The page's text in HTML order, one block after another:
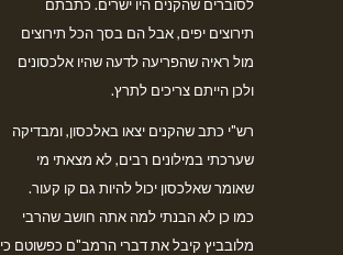
לסוברים שהקנים היו ישרים. כתבתם
תירוצים יפים, אבל הם בסך הכל תירוצים
מול ראיה שהפריעה לדעה שהיו אלכסונים
ולכן הייתם צריכים לתרץ.
רש"י כתב שהקנים יצאו באלכסון, ומבדיקה
שערכתי במילונים רבים, לא מצאתי מי
שאומר שאלכסון יכול להיות גם קו קעור.
כמו כן לא הבנתי למה אתה חושב שהרבי
מלובביץ קיבל את דברי הרמב"ם כפשוטם כי